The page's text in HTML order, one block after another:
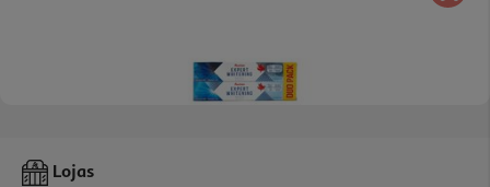
Pasta Dentífrica Auchan Super Branqueadora 2x75ml
Lojas